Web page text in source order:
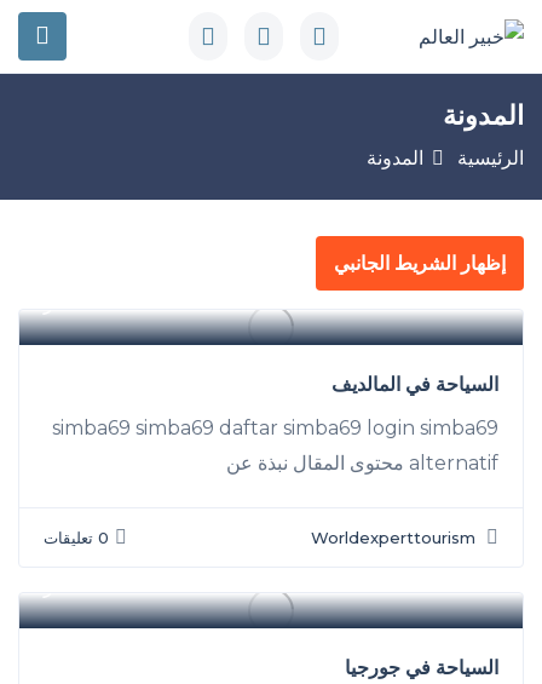
المدونة
الرئيسية المدونة
إظهار الشريط الجانبي
السياحة في المالديف
simba69 simba69 daftar simba69 login simba69
alternatif محتوى المقال نبذة عن
Worldexperttourism 0 تعليقات
السياحة في جورجيا